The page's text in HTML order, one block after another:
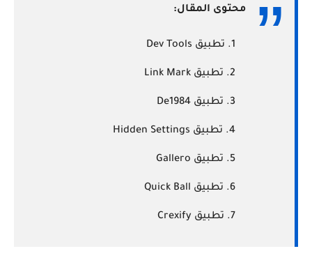
محتوى المقال:
تطبيق Dev Tools
تطبيق Link Mark
تطبيق De1984
تطبيق Hidden Settings
تطبيق Gallero
تطبيق Quick Ball
تطبيق Crexify